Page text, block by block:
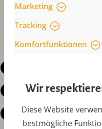
Beschreibung
Produktdetails
Bewertungen
Marketing
Tracking
Komfortfunktionen
Wir
Diese Website
bestmögliche